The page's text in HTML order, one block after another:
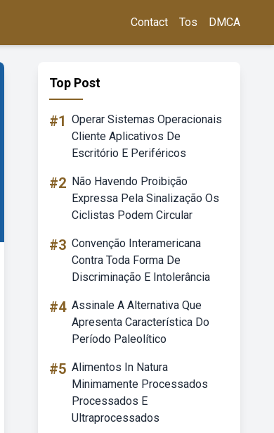
Contact Tos DMCA
Top Post
#1 Operar Sistemas Operacionais
Cliente Aplicativos De
Escritório E Periféricos
#2 Não Havendo Proibição
Expressa Pela Sinalização Os
Ciclistas Podem Circular
#3 Convenção Interamericana
Contra Toda Forma De
Discriminação E Intolerância
#4 Assinale A Alternativa Que
Apresenta Característica Do
Período Paleolítico
#5 Alimentos In Natura
Minimamente Processados
Processados E
Ultraprocessados